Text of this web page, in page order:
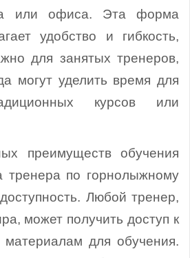
или офиса. Эта форма
удобство и гибкость,
для занятых тренеров,
могут уделить время для
курсов или
преимуществ обучения
тренера по горнолыжному
Любой тренер,
может получить доступ к
материалам для обучения.